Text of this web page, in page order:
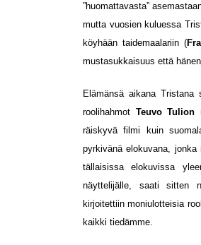
”huomattavasta”
mutta vuosien kuluessa
köyhään taidemaalariin (
mustasukkaisuus että
Elämänsä aikana
roolihahmot Teuvo Tulion
räiskyvä filmi kuin
pyrkivänä elokuvana,
tällaisissa elokuvissa
näyttelijälle, saati sitten
kirjoitettiin moniulotteisia
kaikki tiedämme.